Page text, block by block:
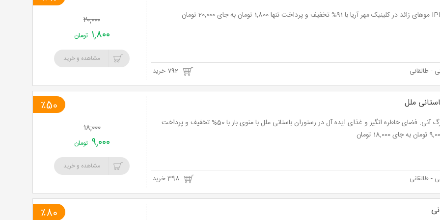
- طالقانی 792 خرید
۲۰,۰۰۰
۱,۸۰۰ تومان
مشاهده و خرید
ملل
نت برگ آنی: فضای خاطره انگیز و غذای ایده آل در رستوران باستانی ملل با منوی باز با 50% تخفیف و پرداخت
- طالقانی 398 خرید
٪50
۱۸,۰۰۰
۹,۰۰۰ تومان
مشاهده و خرید
٪80